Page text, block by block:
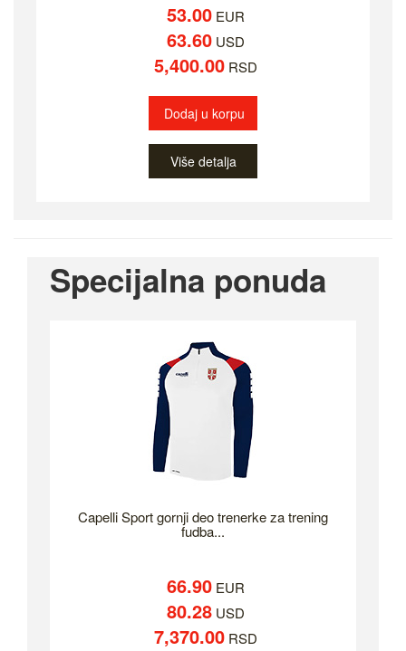
53.00EUR
63.60USD
5,400.00RSD
Dodaj u korpu
Više detalja
Specijalna ponuda
Capelli Sport gornji deo trenerke za trening
fudba...
66.90EUR
80.28USD
7,370.00RSD